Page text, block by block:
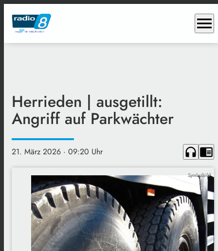
menu
Herrieden | ausgetillt:
Angriff auf Parkwächter
21. März 2026 · 09:20 Uhr headphones chrome_reader_mode
Symbolbild